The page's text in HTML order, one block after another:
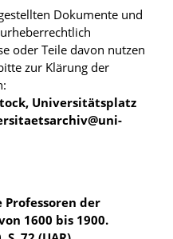
Dokumente und
oder Teile davon nutzen
zur Klärung der
Universitätsplatz
Professoren der
1600 bis 1900.